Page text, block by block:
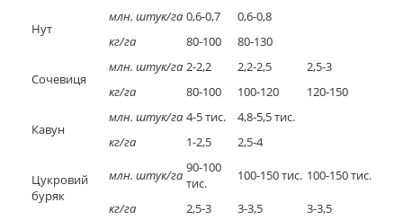
Нут
млн. штук/га 0,6-0,7
0,6-0,8
кг/га
80-100 80-130
Сочевиця
млн. штук/га 2-2,2 2,2-2,5
2,5-3
кг/га
80-100 100-120 120-150
Кавун
млн. штук/га 4-5 тис.
4,8-5,5 тис.
кг/га
1-2,5 2,5-4
Цукровий
буряк
млн. штук/га 90-100
тис.
100-150 тис. 100-150 тис.
кг/га 2,5-3 3-3,5
3-3,5